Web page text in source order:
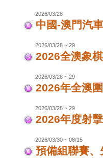
2026/03/28
中國-澳門汽
2026/03/28 ~ 29
2026全澳象
2026/03/28 ~ 29
2026年全澳
2026/03/28 ~ 29
2026年度射
2026/03/30 ~ 08/15
預備組聯賽